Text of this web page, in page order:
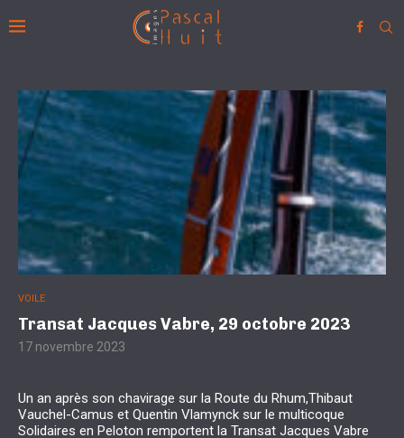
VOILE
Transat Jacques Vabre, 29 octobre 2023
17 novembre 2023
Un an après son chavirage sur la Route du Rhum,Thibaut
Vauchel-Camus et Quentin Vlamynck sur le multicoque
Solidaires en Peloton remportent la Transat Jacques Vabre